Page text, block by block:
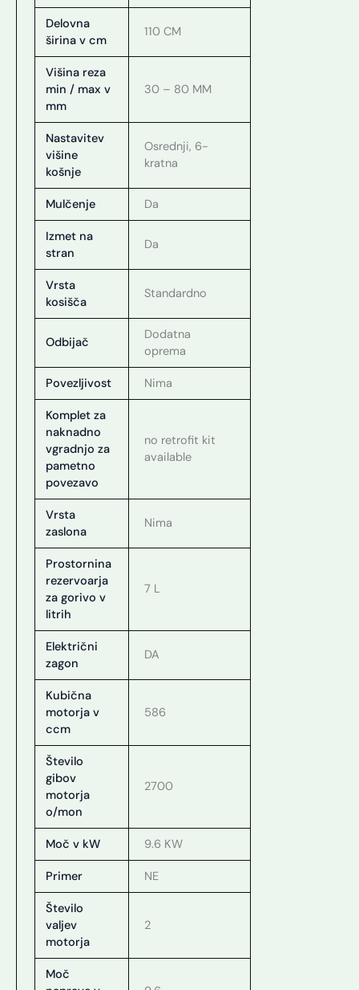
Delovna
širina v cm
110 CM
Višina reza
min / max v
mm
30 – 80 MM
Nastavitev
višine
košnje
Osrednji, 6-
kratna
Mulčenje Da
Izmet na
stran
Da
Vrsta
kosišča
Standardno
Odbijač
Dodatna
oprema
Povezljivost Nima
Komplet za
naknadno
vgradnjo za
pametno
povezavo
no retrofit kit
available
Vrsta
zaslona
Nima
Prostornina
rezervoarja
za gorivo v
litrih
7 L
Električni
zagon
DA
Kubična
motorja v
ccm
586
Število
gibov
motorja
o/mon
2700
Moč v kW 9.6 KW
Primer NE
Število
valjev
motorja
2
Moč